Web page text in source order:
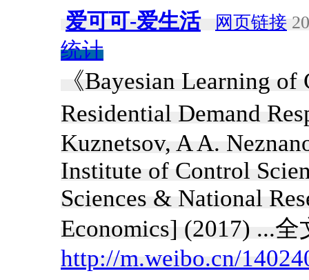
爱可可-爱生活 网页链接
统计
《Bayesian Learning
Residential Demand
Kuznetsov, A A.
Institute of Control
Sciences & National
Economics] (2017) ...全
http://m.weibo.cn/